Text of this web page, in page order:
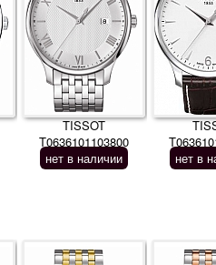
TISSOT
T0636101103800
нет в наличии
нет в